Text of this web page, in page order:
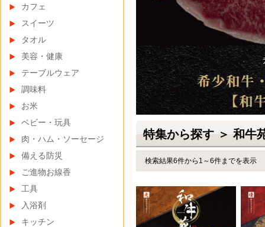
特集から探す ＞ 和牛
検索結果6件から1～6件までを表示
カフェ
スイーツ
タオル
美容・健康
テーブルウェア
調味料
お米
ベビー・玩具
肉・ハム・ソーセージ
備える防災
ご進物お線香
工具
入浴剤
キッチン